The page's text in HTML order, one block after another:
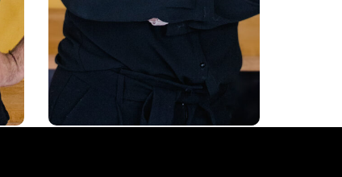
Passionné par l’amélioration
des processus décisionnels
et la communication claire
des résultats analytiques.